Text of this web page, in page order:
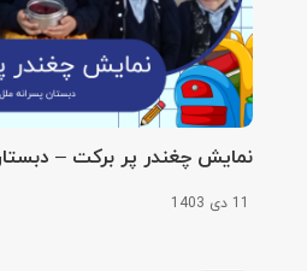
نمایش چغندر پر برکت –
11 دی 1403